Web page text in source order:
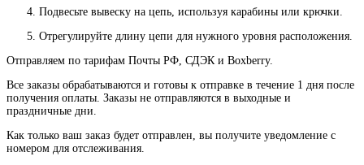
Подвесьте вывеску на цепь, используя карабины или крючки.
Отрегулируйте длину цепи для нужного уровня расположения.
Отправляем по тарифам Почты РФ, СДЭК и Boxberry.
Все заказы обрабатываются и готовы к отправке в течение 1 дня после
получения оплаты Заказы не отправляются в выходные и
праздничные дни
Как только ваш заказ будет отправлен вы получите уведомление с
номером для отслеживания